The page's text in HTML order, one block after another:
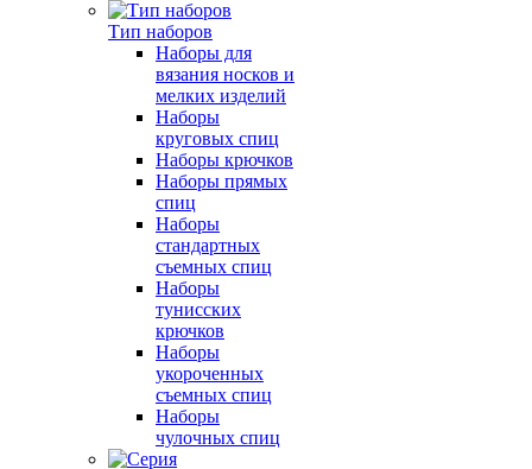
Тип наборов
Наборы для
вязания носков и
мелких изделий
Наборы
круговых спиц
Наборы крючков
Наборы прямых
спиц
Наборы
стандартных
съемных спиц
Наборы
тунисских
крючков
Наборы
укороченных
съемных спиц
Наборы
чулочных спиц